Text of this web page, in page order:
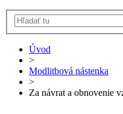
Úvod
>
Modlitbová nástenka
>
Za návrat a obnovenie